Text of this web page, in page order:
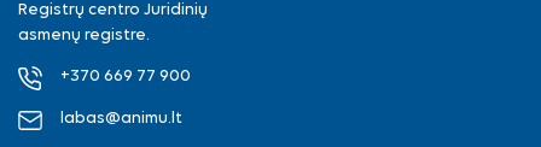
Registrų centro Juridinių
asmenų registre.
+370 669 77 900
labas@animu.lt